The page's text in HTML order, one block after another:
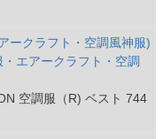
ークラフト・空調風神服)
エアークラフト・空調
空調服（R) ベスト 744